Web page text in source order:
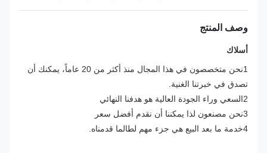
وصف المنتج
أسلاك
تصدق في خبرتنا الغنية.
2السعي وراء الجودة العالية هو هدفنا النهائي
3نحن مصنعون لذا يمكننا أن نقدم أفضل سعر
4خدمة ما بعد البيع هي جزء مهم لطالما قدمناه.